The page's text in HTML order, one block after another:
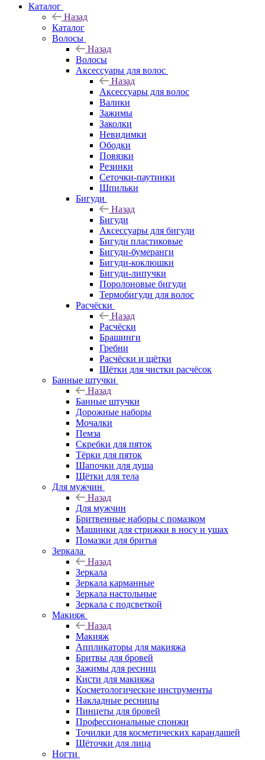
Каталог
Назад
Каталог
Волосы
Назад
Волосы
Аксессуары для волос
Назад
Аксессуары для волос
Валики
Зажимы
Заколки
Невидимки
Ободки
Повязки
Резинки
Сеточки-паутинки
Шпильки
Бигуди
Назад
Бигуди
Аксессуары для бигуди
Бигуди пластиковые
Бигуди-бумеранги
Бигуди-коклюшки
Бигуди-липучки
Поролоновые бигуди
Термобигуди для волос
Расчёски
Назад
Расчёски
Брашинги
Гребни
Расчёски и щётки
Щётки для чистки расчёсок
Банные штучки
Назад
Банные штучки
Дорожные наборы
Мочалки
Пемза
Скребки для пяток
Тёрки для пяток
Шапочки для душа
Щётки для тела
Для мужчин
Назад
Для мужчин
Бритвенные наборы с помазком
Машинки для стрижки в носу и ушах
Помазки для бритья
Зеркала
Назад
Зеркала
Зеркала карманные
Зеркала настольные
Зеркала с подсветкой
Макияж
Назад
Макияж
Аппликаторы для макияжа
Бритвы для бровей
Зажимы для ресниц
Кисти для макияжа
Косметологические инструменты
Накладные ресницы
Пинцеты для бровей
Профессиональные спонжи
Точилки для косметических карандашей
Щёточки для лица
Ногти